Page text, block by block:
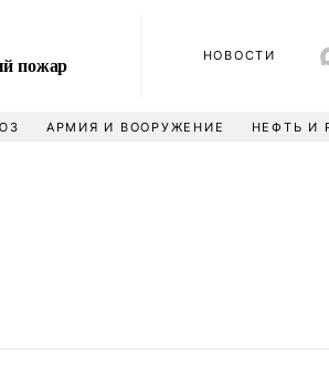
пожар НОВОСТИ
АРМИЯ И ВООРУЖЕНИЕ НЕФТЬ И